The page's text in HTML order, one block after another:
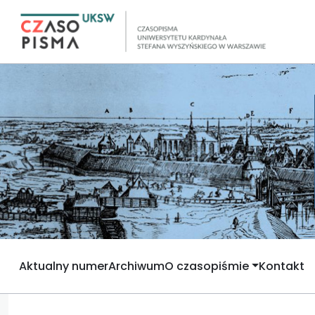
Aktualny numerArchiwumO czasopiśmie Kontakt